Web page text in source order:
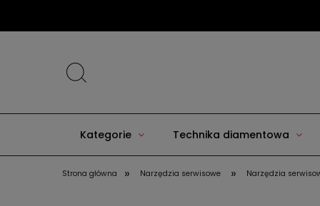
Nie
Kategorie Technika diamentowa
Strona główna » Narzędzia serwisowe » Narzędzia